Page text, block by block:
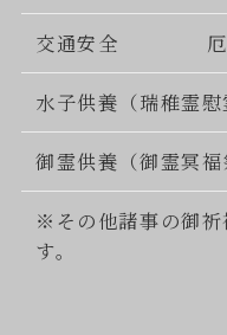
交通安全
水子供養（瑞稚霊慰
御霊供養（御霊冥福
※その他諸事の御祈
す。